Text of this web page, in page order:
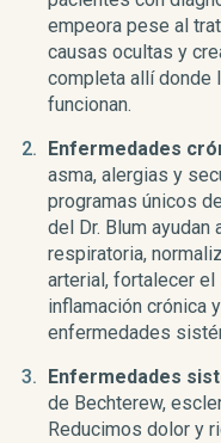
empeora pese al
causas ocultas y
completa allí donde
funcionan.
Enfermedades
asma, alergias y
programas únicos
del Dr. Blum ayudan
respiratoria,
arterial, fortalecer
inflamación crónica
enfermedades
Enfermedades
de Bechterew,
Reducimos dolor y